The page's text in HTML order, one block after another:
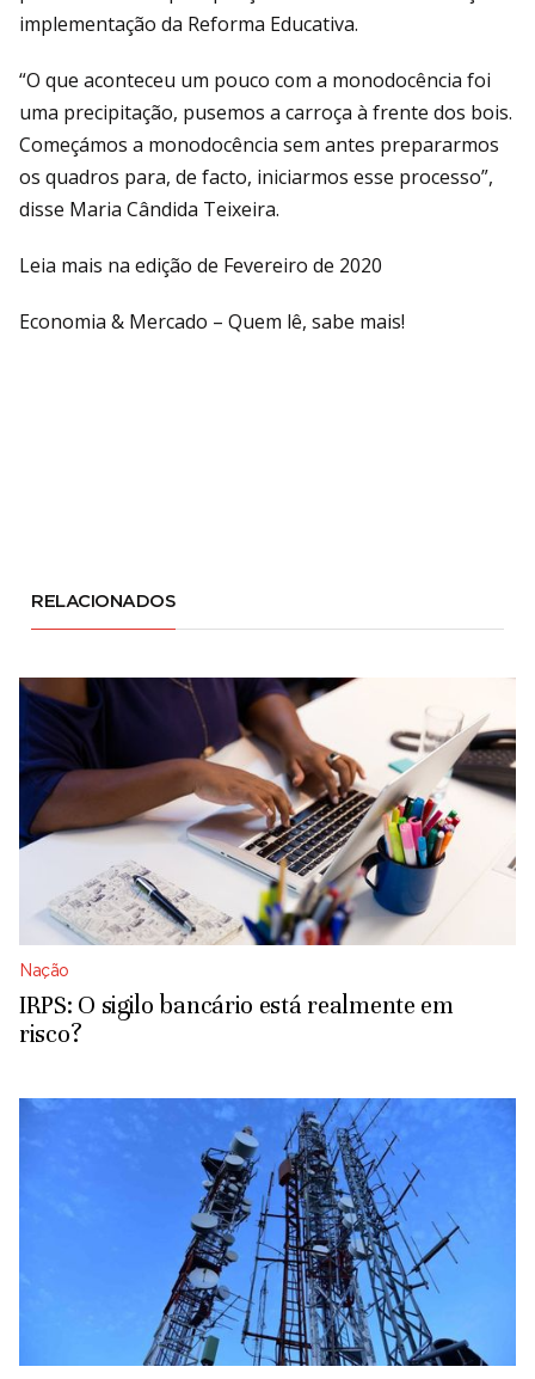
implementação da Reforma Educativa.
“O que aconteceu um pouco com a monodocência foi
uma precipitação, pusemos a carroça à frente dos bois.
Começámos a monodocência sem antes prepararmos
os quadros para, de facto, iniciarmos esse processo”,
disse Maria Cândida Teixeira.
Leia mais na edição de Fevereiro de 2020
Economia & Mercado – Quem lê, sabe mais!
RELACIONADOS
Nação
IRPS: O sigilo bancário está realmente em
risco?